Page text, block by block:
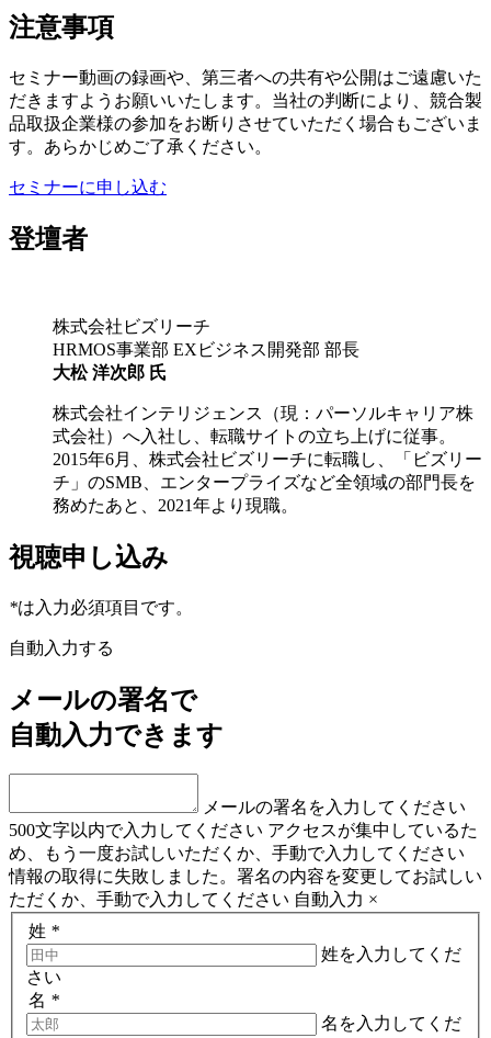
注意事項
セミナー動画の録画や、第三者への共有や公開はご遠慮いた
だきますようお願いいたします。当社の判断により、競合製
品取扱企業様の参加をお断りさせていただく場合もございま
す。あらかじめご了承ください。
セミナーに申し込む
登壇者
株式会社ビズリーチ
HRMOS事業部 EXビジネス開発部 部長
大松 洋次郎 氏
株式会社インテリジェンス（現：パーソルキャリア株
式会社）へ入社し、転職サイトの立ち上げに従事。
2015年6月、株式会社ビズリーチに転職し、「ビズリー
チ」のSMB、エンタープライズなど全領域の部門長を
務めたあと、2021年より現職。
視聴申し込み
*は入力必須項目です。
自動入力する
メールの署名で
自動入力できます
メールの署名を入力してください
500文字以内で入力してください アクセスが集中しているた
め、もう一度お試しいただくか、手動で入力してください
情報の取得に失敗しました。署名の内容を変更してお試しい
ただくか、手動で入力してください 自動入力 ×
姓 *
姓を入力してくだ
さい
名 *
名を入力してくだ